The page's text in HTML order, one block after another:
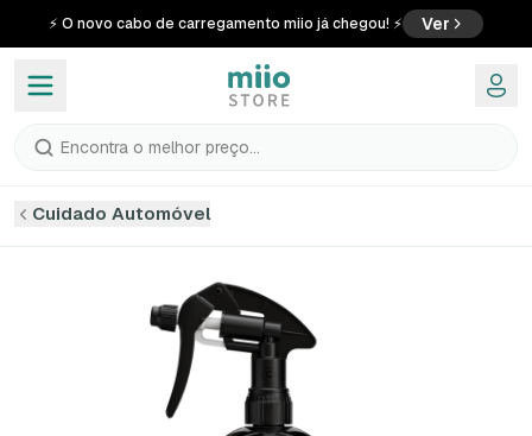
⚡ O novo cabo de carregamento miio já chegou! ⚡ Ver
Encontra o melhor preço...
Cuidado Automóvel